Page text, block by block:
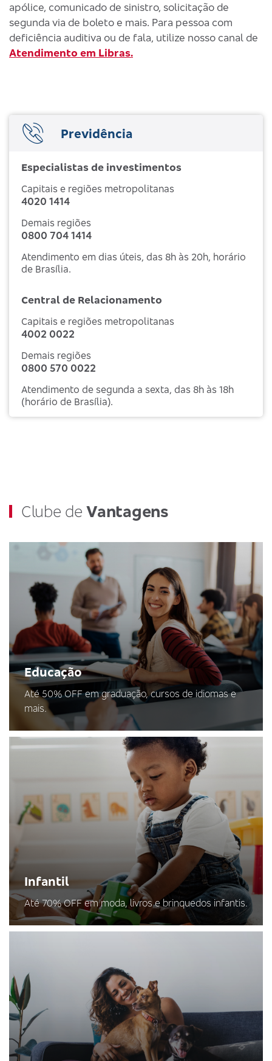
apólice, comunicado de sinistro, solicitação de
segunda via de boleto e mais. Para pessoa com
deficiência auditiva ou de fala, utilize nosso canal de
Atendimento em Libras.
Previdência
Especialistas de investimentos
Capitais e regiões metropolitanas
4020 1414
Demais regiões
0800 704 1414
Atendimento em dias úteis, das 8h às 20h, horário
de Brasília.
Central de Relacionamento
Capitais e regiões metropolitanas
4002 0022
Demais regiões
0800 570 0022
Atendimento de segunda a sexta, das 8h às 18h
(horário de Brasília).
Clube deVantagens
Educação
Até 50% OFF em graduação, cursos de idiomas e
mais.
Infantil
Até 70% OFF em moda, livros e brinquedos infantis.